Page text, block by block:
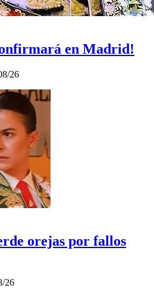
en Madrid!
26
orejas por fallos
26